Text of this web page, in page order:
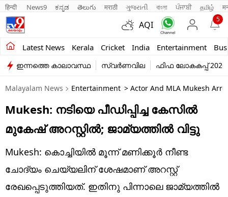
हिन्दी News9 ಕನ್ನಡ తెలుగు मराठी ગુજરાતી বাংলা ਪੰਜਾਬੀ தமிழ்
AQI
5
Latest News Kerala Cricket India Entertainment
Kerala
India
Entertainment
Business
Education
Lifestyle
ഇന്നത്തെ കാലാവസ്ഥ സ്വർണവില ഫിഫ ലോകകപ്പ് 2026
Malayalam News Entertainment > Actor And MLA Mukesh
Mukesh: നടിയെ പീഡിപ്പിച്ച കേസിൽ
മുകേഷ് അറസ്റ്റിൽ; ജാമ്യത്തിൽ വിട്ടു
Mukesh: കൊച്ചിയിൽ മൂന്ന് മണിക്കൂർ‌ നീണ്ട
ചോദ്യം ചെയ്യലിന് ശേഷമാണ് അറസ്റ്റ്
രേഖപ്പെടുത്തിയത്. ഇതിനു പിന്നാലെ ജാമ്യത്തിൽ